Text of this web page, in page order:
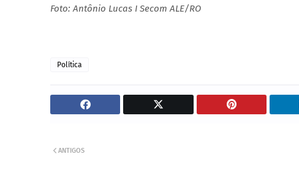
Foto: Antônio Lucas I Secom ALE/RO
Política
ANTIGOS